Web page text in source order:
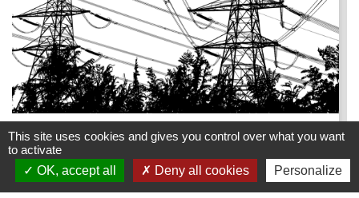
Lignes haute tension - Travaux
d'élagage et d'abattage
du 16 août au 31 décembre
This site uses cookies and gives you control over what you want
to activate
OK, accept all
Deny all cookies Personalize